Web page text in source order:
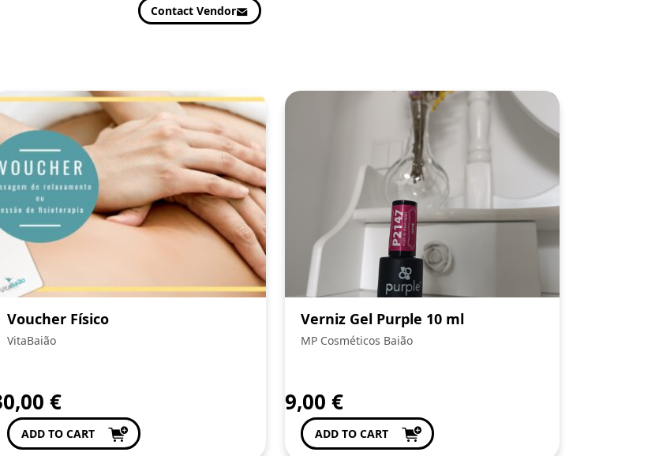
Contact Vendor
Voucher Físico
VitaBaião
€
ADD TO CART
Verniz Gel Purple 10 ml
MP Cosméticos Baião
9,00 €
ADD TO CART